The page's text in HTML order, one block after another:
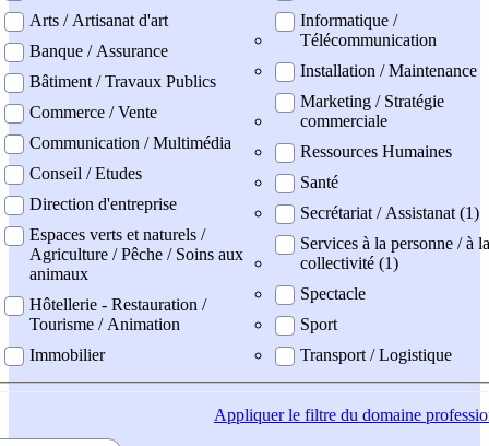
Arts / Artisanat d'art
Banque / Assurance
Bâtiment / Travaux Publics
Commerce / Vente
Communication / Multimédia
Conseil / Etudes
Direction d'entreprise
Espaces verts et naturels /
Agriculture / Pêche / Soins aux
animaux
Hôtellerie - Restauration /
Tourisme / Animation
Immobilier
Informatique /
Télécommunication
Installation / Maintenance
Marketing / Stratégie
commerciale
Ressources Humaines
Santé
Secrétariat / Assistanat (1)
Services à la personne / à la
collectivité (1)
Spectacle
Sport
Transport / Logistique
Appliquerle filtre du domaine